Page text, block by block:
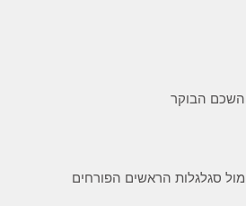
השכם הבוקר
מול סגלגלות הראשים הפורחים